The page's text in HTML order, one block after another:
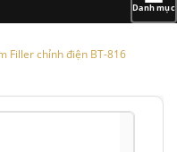
Danh mục
Filler chỉnh điện BT-816